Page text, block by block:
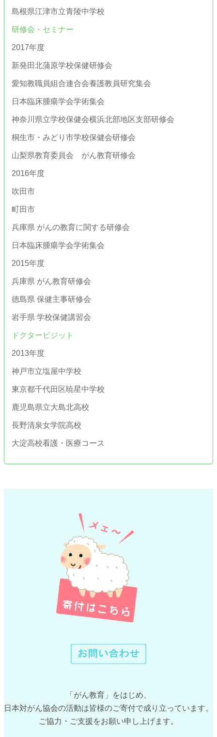
島根県江津市立青陵中学校
研修会・セミナー
2017年度
新発田北蒲原学校保健研修会
愛知教職員組合連合会養護教員研究集会
日本臨床腫瘍学会学術集会
神奈川県立学校保健会横浜北部地区支部研修会
桐生市・みどり市学校保健会研修会
山梨県教育委員会 がん教育研修会
2016年度
吹田市
町田市
兵庫県 がんの教育に関する研修会
日本臨床腫瘍学会学術集会
2015年度
兵庫県 がん教育研修会
徳島県 保健主事研修会
岩手県 学校保健講習会
ドクタービジット
2013年度
神戸市立塩屋中学校
東京都千代田区暁星中学校
鹿児島県立大島北高校
長野清泉女学院高校
大淀高校看護・医療コース
「がん教育」をはじめ、
日本対がん協会の活動は皆様のご寄付で成り立っています。
ご協力・ご支援をお願い申し上げます。